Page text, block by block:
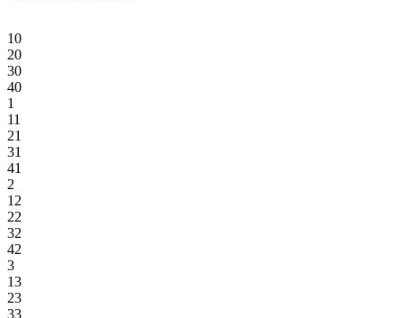
10
20
30
40
1
11
21
31
41
2
12
22
32
42
3
13
23
33